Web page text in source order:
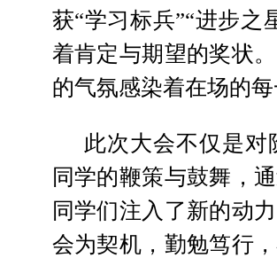
获“学习标兵”“进步之
着肯定与期望的奖状
的气氛感染着在场的
此次大会不仅是
同学的鞭策与鼓舞，
同学们注入了新的动
会为契机，勤勉笃行